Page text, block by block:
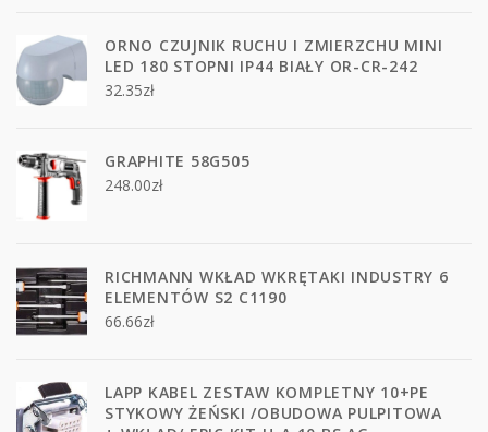
ORNO CZUJNIK RUCHU I ZMIERZCHU MINI
LED 180 STOPNI IP44 BIAŁY OR-CR-242
32.35zł
GRAPHITE 58G505
248.00zł
RICHMANN WKŁAD WKRĘTAKI INDUSTRY 6
ELEMENTÓW S2 C1190
66.66zł
LAPP KABEL ZESTAW KOMPLETNY 10+PE
STYKOWY ŻEŃSKI /OBUDOWA PULPITOWA